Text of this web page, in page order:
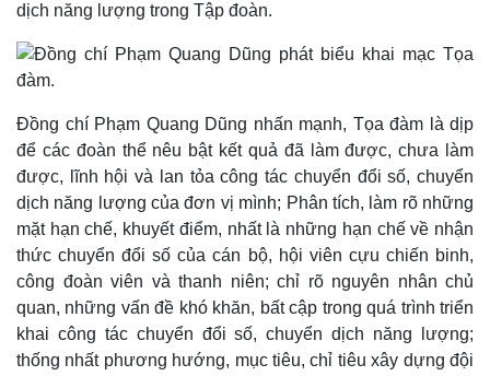
dịch năng lượng trong Tập đoàn.
Đồng chí Phạm Quang Dũng nhấn mạnh, Tọa đàm là dịp
để các đoàn thể nêu bật kết quả đã làm được, chưa làm
được, lĩnh hội và lan tỏa công tác chuyển đổi số, chuyển
dịch năng lượng của đơn vị mình; Phân tích, làm rõ những
mặt hạn chế, khuyết điểm, nhất là những hạn chế về nhận
thức chuyển đổi số của cán bộ, hội viên cựu chiến binh,
công đoàn viên và thanh niên; chỉ rõ nguyên nhân chủ
quan, những vấn đề khó khăn, bất cập trong quá trình triển
khai công tác chuyển đổi số, chuyển dịch năng lượng;
thống nhất phương hướng, mục tiêu, chỉ tiêu xây dựng đội